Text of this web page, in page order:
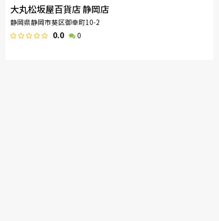
大丸松坂屋百貨店 静岡店
静岡県静岡市葵区御幸町10-2
0.0 0